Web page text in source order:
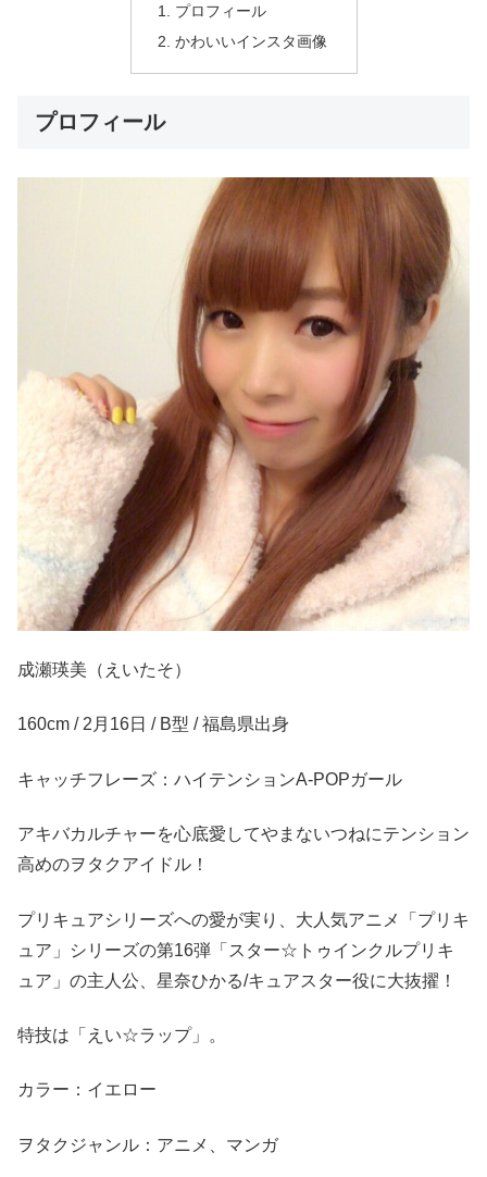
プロフィール
かわいいインスタ画像
プロフィール
成瀬瑛美（えいたそ）
160cm / 2月16日 / B型 / 福島県出身
キャッチフレーズ：ハイテンションA-POPガール
アキバカルチャーを心底愛してやまないつねにテンション
高めのヲタクアイドル！
プリキュアシリーズへの愛が実り、大人気アニメ「プリキ
ュア」シリーズの第16弾「スター☆トゥインクルプリキ
ュア」の主人公、星奈ひかる/キュアスター役に大抜擢！
特技は「えい☆ラップ」。
カラー：イエロー
ヲタクジャンル：アニメ、マンガ